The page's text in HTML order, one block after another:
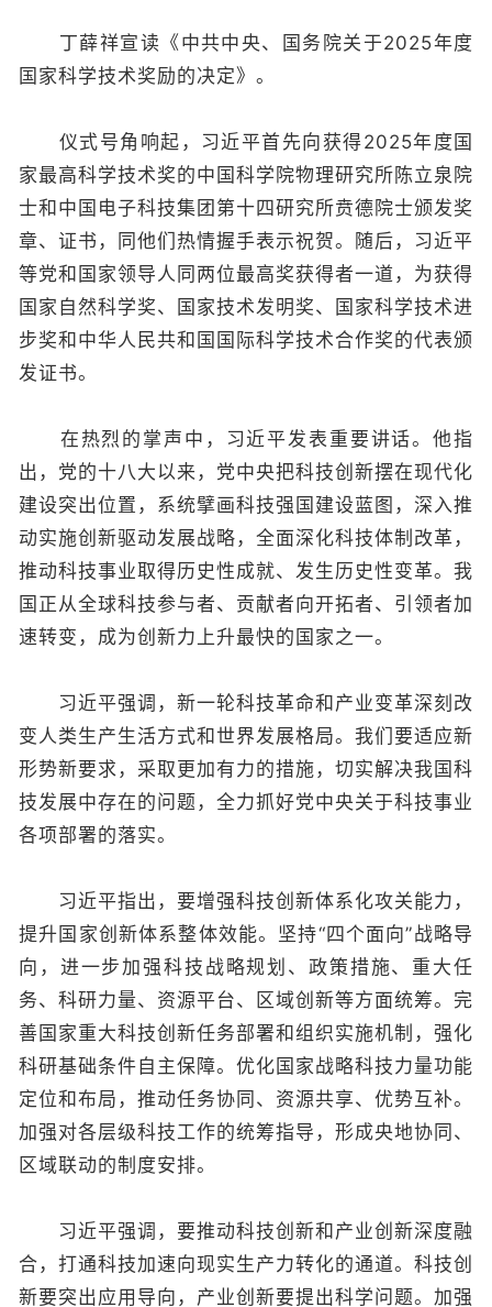
丁薛祥宣读《中共中央、国务院关于2025年度
国家科学技术奖励的决定》。
仪式号角响起，习近平首先向获得2025年度国
家最高科学技术奖的中国科学院物理研究所陈立泉院
士和中国电子科技集团第十四研究所贲德院士颁发奖
章、证书，同他们热情握手表示祝贺。随后，习近平
等党和国家领导人同两位最高奖获得者一道，为获得
国家自然科学奖、国家技术发明奖、国家科学技术进
步奖和中华人民共和国国际科学技术合作奖的代表颁
发证书。
在热烈的掌声中，习近平发表重要讲话。他指
出，党的十八大以来，党中央把科技创新摆在现代化
建设突出位置，系统擘画科技强国建设蓝图，深入推
动实施创新驱动发展战略，全面深化科技体制改革，
推动科技事业取得历史性成就、发生历史性变革。我
国正从全球科技参与者、贡献者向开拓者、引领者加
速转变，成为创新力上升最快的国家之一。
习近平强调，新一轮科技革命和产业变革深刻改
变人类生产生活方式和世界发展格局。我们要适应新
形势新要求，采取更加有力的措施，切实解决我国科
技发展中存在的问题，全力抓好党中央关于科技事业
各项部署的落实。
习近平指出，要增强科技创新体系化攻关能力，
提升国家创新体系整体效能。坚持“四个面向”战略导
向，进一步加强科技战略规划、政策措施、重大任
务、科研力量、资源平台、区域创新等方面统筹。完
善国家重大科技创新任务部署和组织实施机制，强化
科研基础条件自主保障。优化国家战略科技力量功能
定位和布局，推动任务协同、资源共享、优势互补。
加强对各层级科技工作的统筹指导，形成央地协同、
区域联动的制度安排。
习近平强调，要推动科技创新和产业创新深度融
合，打通科技加速向现实生产力转化的通道。科技创
新要突出应用导向，产业创新要提出科学问题。加强